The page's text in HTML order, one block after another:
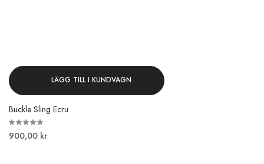
LÄGG TILL I KUNDVAGN
Buckle Sling Ecru
900,00 kr